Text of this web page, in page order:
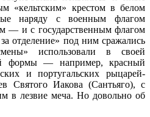
«кельтским» крестом в белом
наряду с военным флагом
— и с государственным флагом
отделение» под ним сражались
использовали в своей
формы — например, красный
и португальских рыцарей-
Святого Иакова (Сантьяго), с
в лезвие меча. Но довольно об